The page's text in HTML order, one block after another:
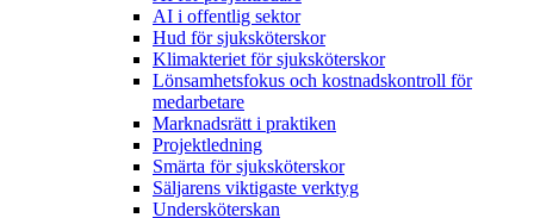
AI i offentlig sektor
Hud för sjuksköterskor
Klimakteriet för sjuksköterskor
Lönsamhetsfokus och kostnadskontroll för
medarbetare
Marknadsrätt i praktiken
Projektledning
Smärta för sjuksköterskor
Säljarens viktigaste verktyg
Undersköterskan